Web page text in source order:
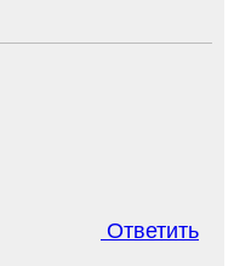
Ответить